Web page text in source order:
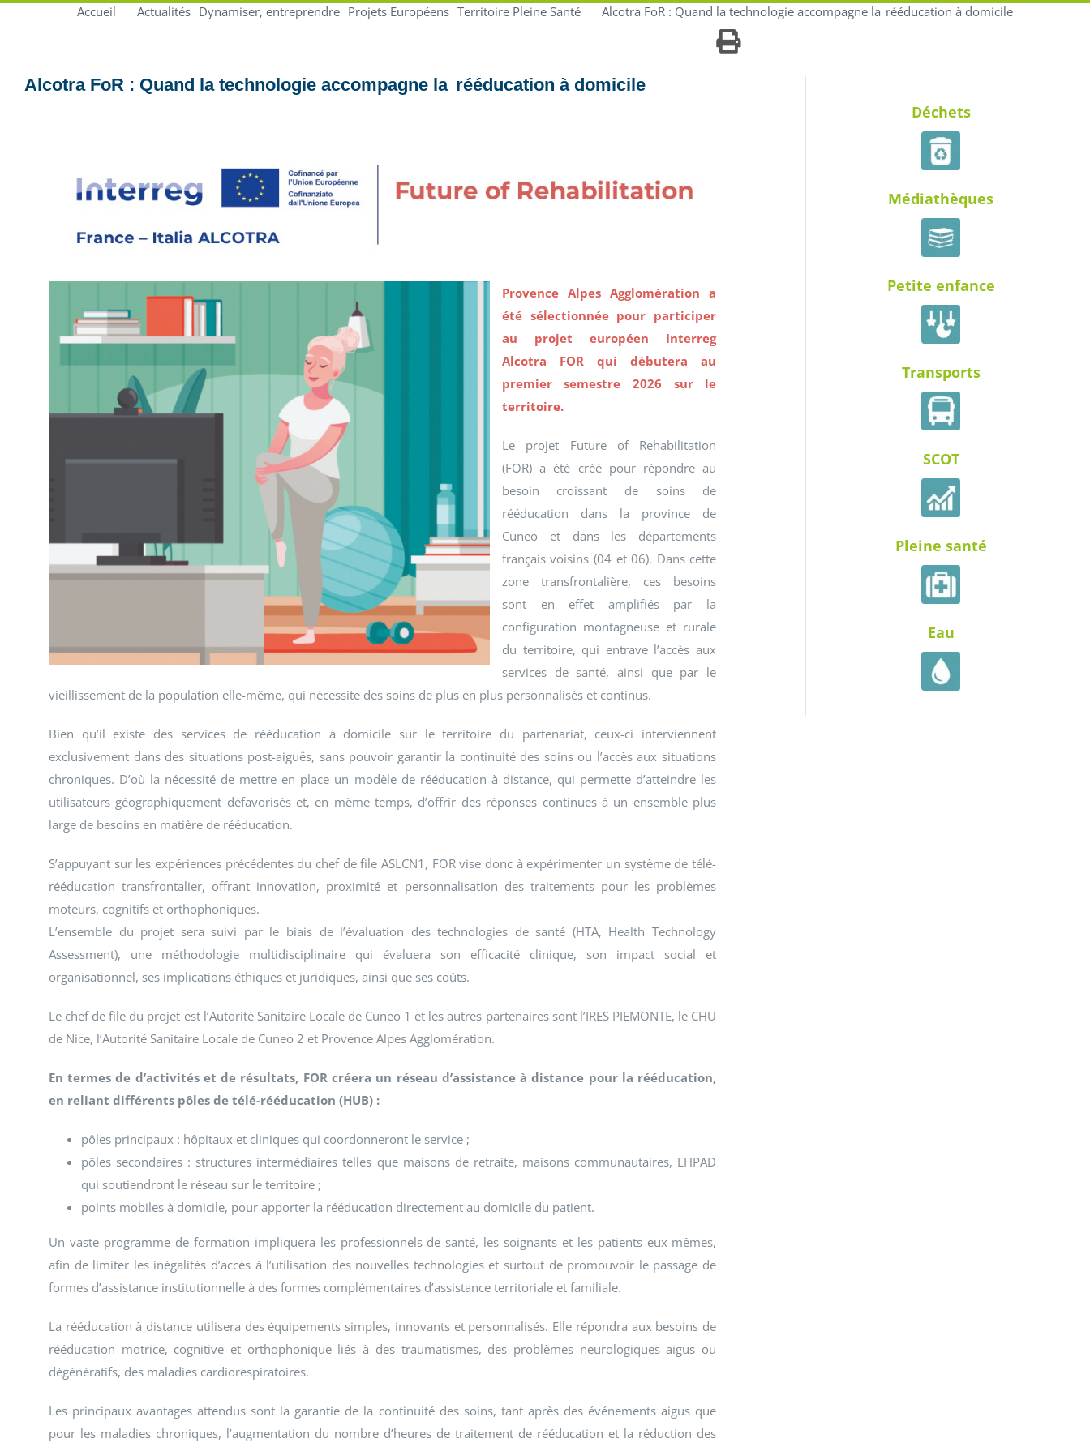
Accueil Actualités Dynamiser, entreprendre Projets Européens Territoire Pleine Santé Alcotra FoR : Quand la technologie accompagne la rééducation à domicile
Alcotra FoR : Quand la technologie accompagne la rééducation à domicile
Provence Alpes Agglomération a
été sélectionnée pour participer
au projet européen Interreg
Alcotra FOR qui débutera au
premier semestre 2026 sur le
territoire.
Le projet Future of Rehabilitation
(FOR) a été créé pour répondre au
besoin croissant de soins de
rééducation dans la province de
Cuneo et dans les départements
français voisins (04 et 06). Dans cette
zone transfrontalière, ces besoins
sont en effet amplifiés par la
configuration montagneuse et rurale
du territoire, qui entrave l’accès aux
services de santé, ainsi que par le
vieillissement de la population elle-même, qui nécessite des soins de plus en plus personnalisés et continus.
Bien qu’il existe des services de rééducation à domicile sur le territoire du partenariat, ceux-ci interviennent
exclusivement dans des situations post-aiguës, sans pouvoir garantir la continuité des soins ou l’accès aux situations
chroniques. D’où la nécessité de mettre en place un modèle de rééducation à distance, qui permette d’atteindre les
utilisateurs géographiquement défavorisés et, en même temps, d’offrir des réponses continues à un ensemble plus
large de besoins en matière de rééducation.
S’appuyant sur les expériences précédentes du chef de file ASLCN1, FOR vise donc à expérimenter un système de télé-
rééducation transfrontalier, offrant innovation, proximité et personnalisation des traitements pour les problèmes
moteurs, cognitifs et orthophoniques.
L’ensemble du projet sera suivi par le biais de l’évaluation des technologies de santé (HTA, Health Technology
Assessment), une méthodologie multidisciplinaire qui évaluera son efficacité clinique, son impact social et
organisationnel, ses implications éthiques et juridiques, ainsi que ses coûts.
Le chef de file du projet est l’Autorité Sanitaire Locale de Cuneo 1 et les autres partenaires sont l’IRES PIEMONTE, le CHU
de Nice, l’Autorité Sanitaire Locale de Cuneo 2 et Provence Alpes Agglomération.
En termes de d’activités et de résultats, FOR créera un réseau d’assistance à distance pour la rééducation,
en reliant différents pôles de télé-rééducation (HUB) :
pôles principaux : hôpitaux et cliniques qui coordonneront le service ;
pôles secondaires : structures intermédiaires telles que maisons de retraite, maisons communautaires, EHPAD
qui soutiendront le réseau sur le territoire ;
points mobiles à domicile, pour apporter la rééducation directement au domicile du patient.
Un vaste programme de formation impliquera les professionnels de santé, les soignants et les patients eux-mêmes,
afin de limiter les inégalités d’accès à l’utilisation des nouvelles technologies et surtout de promouvoir le passage de
formes d’assistance institutionnelle à des formes complémentaires d’assistance territoriale et familiale.
La rééducation à distance utilisera des équipements simples, innovants et personnalisés. Elle répondra aux besoins de
rééducation motrice, cognitive et orthophonique liés à des traumatismes, des problèmes neurologiques aigus ou
dégénératifs, des maladies cardiorespiratoires.
Les principaux avantages attendus sont la garantie de la continuité des soins, tant après des événements aigus que
pour les maladies chroniques, l’augmentation du nombre d’heures de traitement de rééducation et la réduction des
Déchets
Médiathèques
Petite enfance
Transports
SCOT
Pleine santé
Eau